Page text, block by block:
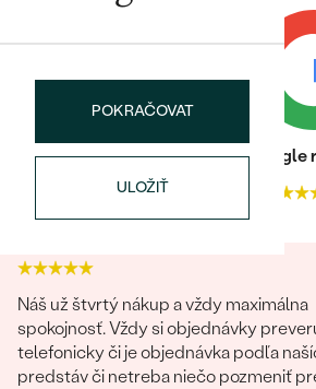
POKRAČOVAT
ULOŽIŤ
Heuréka recenzie
4.9
Google
Náš už štvrtý nákup a vždy maximálna
spokojnosť. Vždy si objednávky
telefonicky či je objednávka podľa
predstáv či netreba niečo pozmeniť